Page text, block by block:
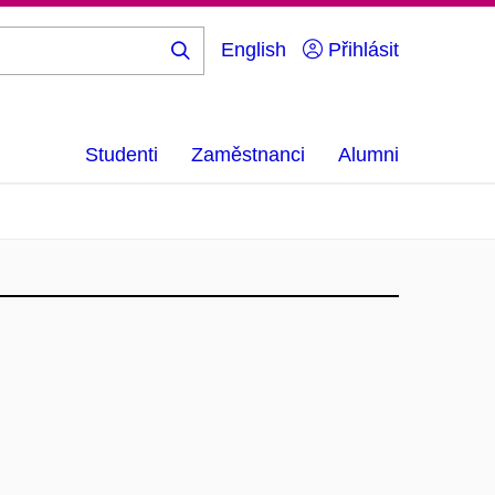
English Přihlásit
Studenti Zaměstnanci Alumni